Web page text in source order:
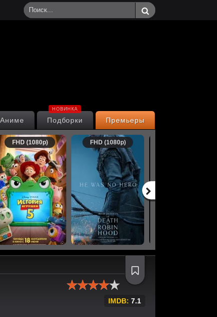
Премьеры
Подборки
НОВИНКА
Аниме
FHD (1080p) FHD (1080p)
IMDB: 7.1